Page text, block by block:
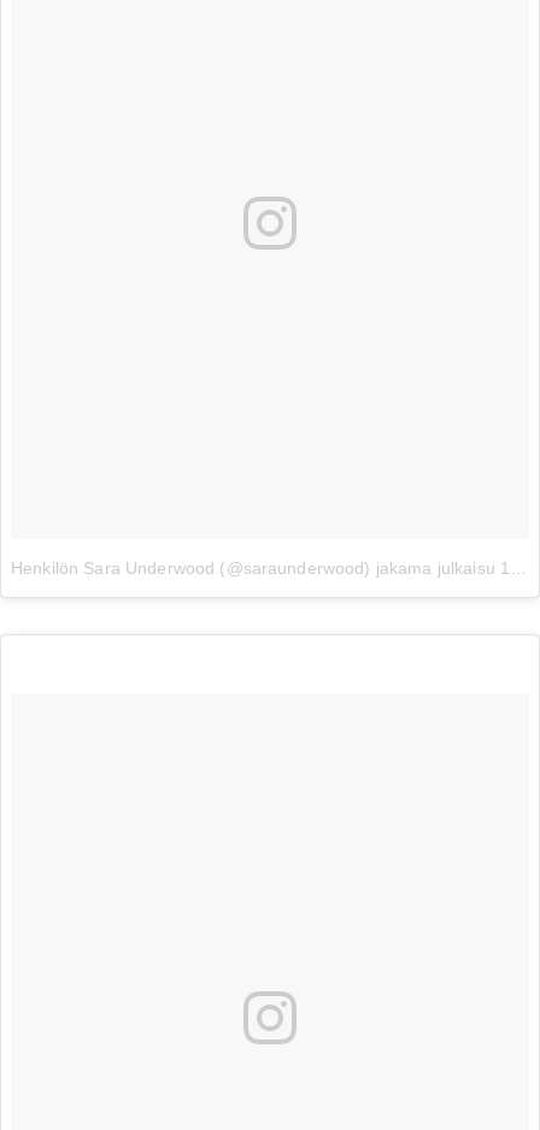
Henkilön Sara Underwood (@saraunderwood) jakama julkaisu 13. 06ta 2017 klo 17.56 PDT